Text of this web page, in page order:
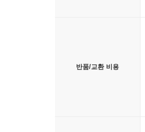
반품/교환 비용